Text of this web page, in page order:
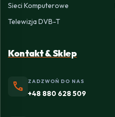
Sieci Komputerowe
Telewizja DVB-T
Kontakt & Sklep
phone ZADZWOŃ DO NAS
+48 880 628 509